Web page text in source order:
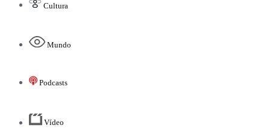
Cultura
Mundo
Podcasts
Vídeo